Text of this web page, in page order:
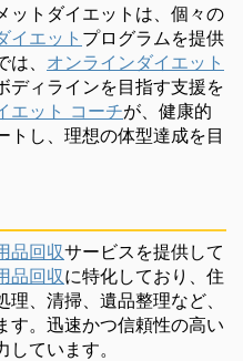
ットダイエットは、個々の
イエット プログラムを提供
、 オンラインダイエット
ディラインを目指す支援を
エット コーチが、健康的
トし、理想の体型達成を目
品回収サービスを提供して
品回収に特化しており、住
、清掃、遺品整理など、
す。迅速かつ信頼性の高い
ています。